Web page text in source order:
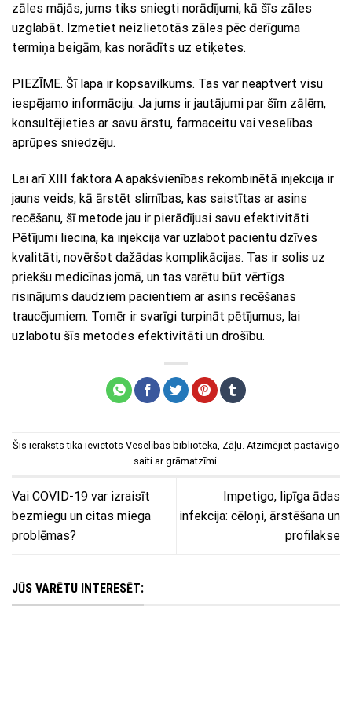
zāles mājās, jums tiks sniegti norādījumi, kā šīs zāles
uzglabāt. Izmetiet neizlietotās zāles pēc derīguma
termiņa beigām, kas norādīts uz etiķetes.
PIEZĪME. Šī lapa ir kopsavilkums. Tas var neaptvert visu
iespējamo informāciju. Ja jums ir jautājumi par šīm zālēm,
konsultējieties ar savu ārstu, farmaceitu vai veselības
aprūpes sniedzēju.
Lai arī XIII faktora A apakšvienības rekombinētā injekcija ir
jauns veids, kā ārstēt slimības, kas saistītas ar asins
recēšanu, šī metode jau ir pierādījusi savu efektivitāti.
Pētījumi liecina, ka injekcija var uzlabot pacientu dzīves
kvalitāti, novēršot dažādas komplikācijas. Tas ir solis uz
priekšu medicīnas jomā, un tas varētu būt vērtīgs
risinājums daudziem pacientiem ar asins recēšanas
traucējumiem. Tomēr ir svarīgi turpināt pētījumus, lai
uzlabotu šīs metodes efektivitāti un drošību.
Šis ieraksts tika ievietots Veselības bibliotēka, Zāļu. Atzīmējiet pastāvīgo
saitiar grāmatzīmi.
Vai COVID-19 var izraisīt
bezmiegu un citas miega
problēmas?
Impetigo, lipīga ādas
infekcija: cēloņi, ārstēšana un
profilakse
JŪS VARĒTU INTERESĒT: